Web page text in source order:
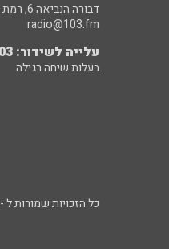
דבורה הנביאה 6, רמת השרון
radio@103.fm
עלייה לשידור: 0552-103-103
בעלות שיחה רגילה
כל הזכויות שמורות ל - 103FM